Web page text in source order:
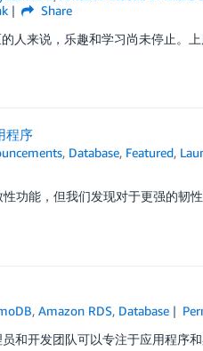
Share
人来说，乐趣和学习尚未停止。
程序
, Database, Featured,
功能，但我们发现对于更强的韧
,Amazon RDS, Database
和开发团队可以专注于应用程序和